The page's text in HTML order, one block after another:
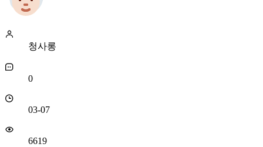
청사롱
0
03-07
6619